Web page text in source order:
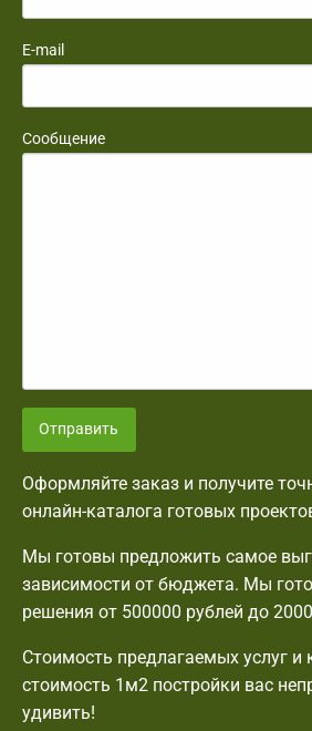
E-mail
Сообщение
Отправить
Оформляйте заказ и получите
онлайн-каталога готовых
Мы готовы предложить самое
зависимости от бюджета. Мы
решения от 500000 рублей до
Стоимость предлагаемых услуг и
стоимость 1м2 постройки вас
удивить!